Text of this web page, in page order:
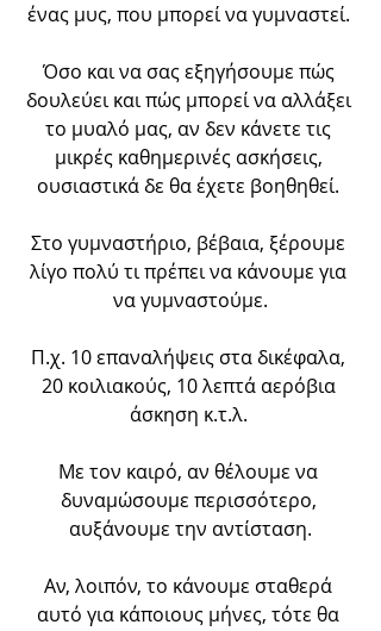
ένας μυς, που μπορεί να γυμναστεί.
Όσο και να σας εξηγήσουμε πώς
δουλεύει και πώς μπορεί να αλλάξει
το μυαλό μας, αν δεν κάνετε τις
μικρές καθημερινές ασκήσεις,
ουσιαστικά δε θα έχετε βοηθηθεί.
Στο γυμναστήριο, βέβαια, ξέρουμε
λίγο πολύ τι πρέπει να κάνουμε για
να γυμναστούμε.
Π.χ. 10 επαναλήψεις στα δικέφαλα,
20 κοιλιακούς, 10 λεπτά αερόβια
άσκηση κ.τ.λ.
Με τον καιρό, αν θέλουμε να
δυναμώσουμε περισσότερο,
αυξάνουμε την αντίσταση.
Αν, λοιπόν, το κάνουμε σταθερά
αυτό για κάποιους μήνες, τότε θα